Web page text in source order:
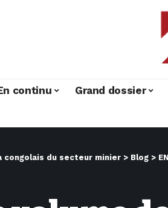
continu Grand dossier
congolais du secteur minier > Blog >